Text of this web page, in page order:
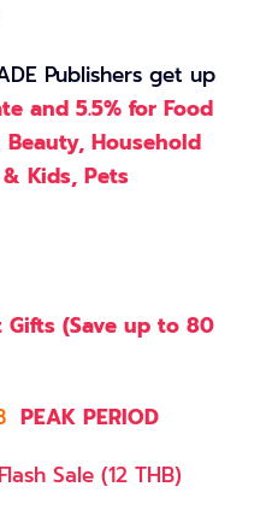
Publishers get up
and 5.5% for Food
Household
Kids, Pets
Gifts (Save up to 80
PEAK PERIOD
Sale (12 THB)